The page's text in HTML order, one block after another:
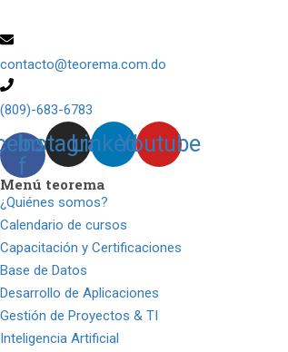
contacto@teorema.com.do
(809)-683-6783
f
Instagram
LinkedinYoutube
Menú teorema
¿Quiénes somos?
Calendario de cursos
Capacitación y Certificaciones
Base de Datos
Desarrollo de Aplicaciones
Gestión de Proyectos & TI
Inteligencia Artificial